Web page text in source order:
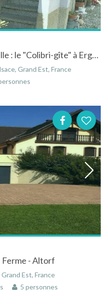
Sur le chemin de Compostelle : le "Colibri-gîte" à Ergersheim dans le Bas-Rhin en Alsace.
Grand Est, France
Ferme - Altorf
Est, France
5 personnes